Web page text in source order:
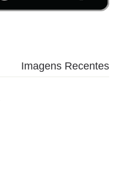
Imagens Recentes